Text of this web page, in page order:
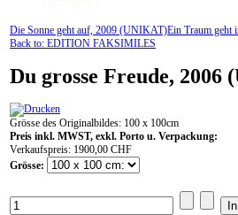
Die Sonne geht auf, 2009 (UNIKAT)Ein Traum
Back to: EDITION FAKSIMILES
Du grosse Freude, 2006
Grösse des Originalbildes: 100 x 100cm
Preis inkl. MWST, exkl. Porto u. Verpackung:
Verkaufspreis: 1900,00 CHF
Grösse: